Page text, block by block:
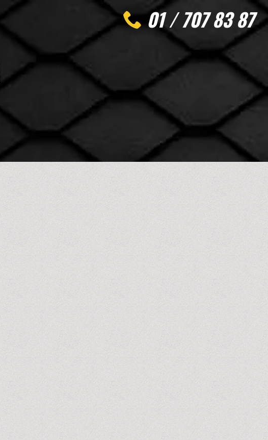
01 / 707 83 87